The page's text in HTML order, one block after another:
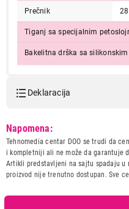
Prečnik
Tiganj sa specijalnim
Bakelitna drška sa
Deklaracija
Naziv i vrsta robe:
Uvoznik:
Zemlja porekla:
Napomena:
Tehnomedia centar DOO se trudi da
i kompletniji ali ne može da garantuje
Artikli predstavljeni na sajtu spadaju u
proizvod nije trenutno dostupan. Sve